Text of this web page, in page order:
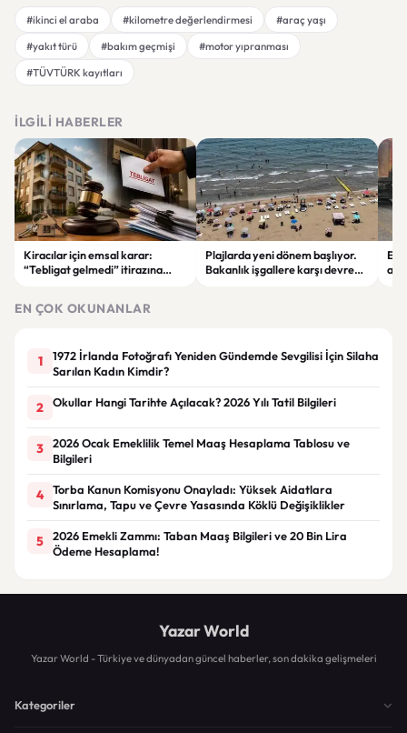
#ikinci el araba #kilometre değerlendirmesi
#araç yaşı
#yakıt türü
#bakım geçmişi
#motor yıpranması
#TÜVTÜRK kayıtları
İLGILI HABERLER
Kiracılar için emsal karar:
“Tebligat gelmedi” itirazına
Plajlarda yeni dönem başlıyor.
Bakanlık işgallere karşı devreye
EN ÇOK OKUNANLAR
1
1972 İrlanda Fotoğrafı Yeniden Gündemde Sevgilisi İçin Silaha
Sarılan Kadın Kimdir?
2 Okullar Hangi Tarihte Açılacak? 2026 Yılı Tatil Bilgileri
3
2026 Ocak Emeklilik Temel Maaş Hesaplama Tablosu ve
Bilgileri
4
Torba Kanun Komisyonu Onayladı: Yüksek Aidatlara
Sınırlama, Tapu ve Çevre Yasasında Köklü Değişiklikler
5
2026 Emekli Zammı: Taban Maaş Bilgileri ve 20 Bin Lira
Ödeme Hesaplama!
Yazar World
Yazar World - Türkiye ve dünyadan güncel haberler, son dakika gelişmeleri
Kategoriler